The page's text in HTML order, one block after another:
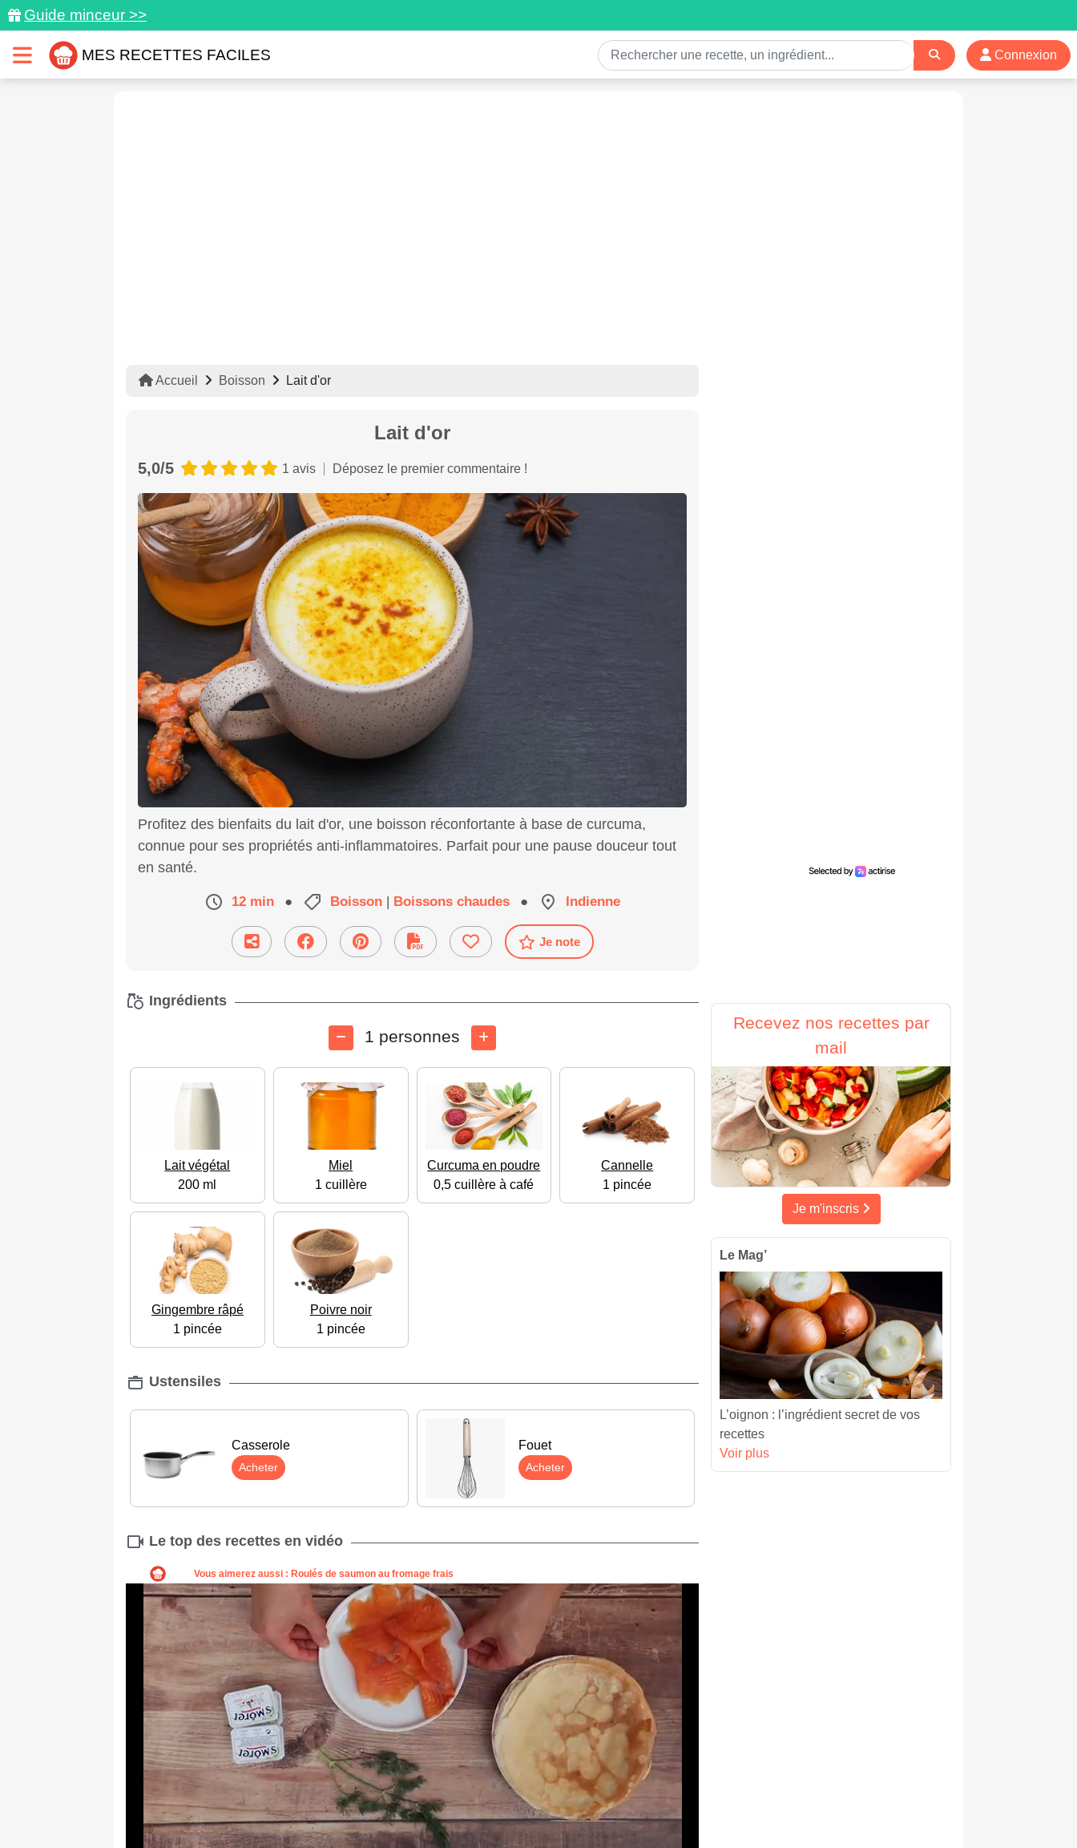
Guide minceur >>
MES RECETTES FACILES Connexion
Accueil Boisson Lait d'or
Lait d'or
5,0/5 1 avis Déposez le premier commentaire !
Profitez des bienfaits du lait d'or, une boisson réconfortante à base de curcuma,
connue pour ses propriétés anti-inflammatoires. Parfait pour une pause douceur tout
en santé.
12 min ● Boisson | Boissons chaudes ● Indienne
Je note
Ingrédients
1 personnes
Lait végétal
200 ml
Miel
1 cuillère
Curcuma en poudre
0,5 cuillère à café
Cannelle
1 pincée
Gingembre râpé
1 pincée
Poivre noir
1 pincée
Ustensiles
Casserole
Acheter
Fouet
Acheter
Le top des recettes en vidéo
Recevez nos recettes par
mail
Je m'inscris
Le Mag’
L’oignon : l’ingrédient secret de vos
recettes
Voir plus